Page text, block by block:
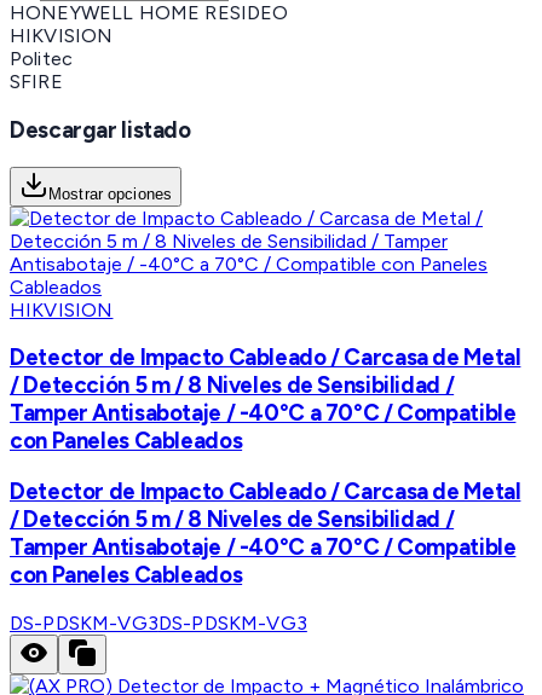
HONEYWELL HOME RESIDEO
HIKVISION
Politec
SFIRE
Descargar listado
Mostrar opciones
HIKVISION
Detector de Impacto Cableado / Carcasa de Metal
/ Detección 5 m / 8 Niveles de Sensibilidad /
Tamper Antisabotaje / -40°C a 70°C / Compatible
con Paneles Cableados
Detector de Impacto Cableado / Carcasa de Metal
/ Detección 5 m / 8 Niveles de Sensibilidad /
Tamper Antisabotaje / -40°C a 70°C / Compatible
con Paneles Cableados
DS-PDSKM-VG3DS-PDSKM-VG3